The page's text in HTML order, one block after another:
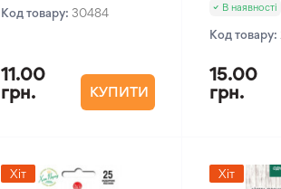
Код товару: 30484
11.00
грн.
КУПИТИ
В наявності
Код товару:
15.00
грн.
Хіт Хіт